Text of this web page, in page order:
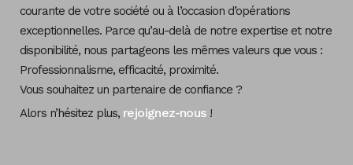
courante de votre société ou à l’occasion d’opérations
exceptionnelles. Parce qu’au-delà de notre expertise et notre
disponibilité, nous partageons les mêmes valeurs que vous :
Professionnalisme, efficacité, proximité.
Vous souhaitez un partenaire de confiance ?
Alors n’hésitez plus, rejoignez-nous!